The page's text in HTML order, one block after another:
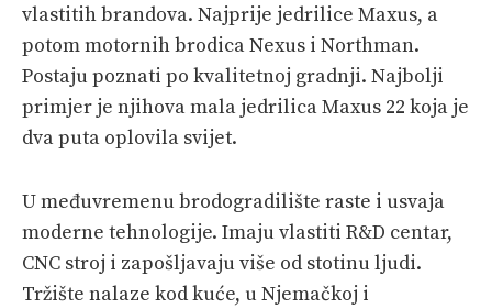
vlastitih brandova. Najprije jedrilice Maxus, a
potom motornih brodica Nexus i Northman.
Postaju poznati po kvalitetnoj gradnji. Najbolji
primjer je njihova mala jedrilica Maxus 22 koja je
dva puta oplovila svijet.
U međuvremenu brodogradilište raste i usvaja
moderne tehnologije. Imaju vlastiti R&D centar,
CNC stroj i zapošljavaju više od stotinu ljudi.
Tržište nalaze kod kuće, u Njemačkoj i